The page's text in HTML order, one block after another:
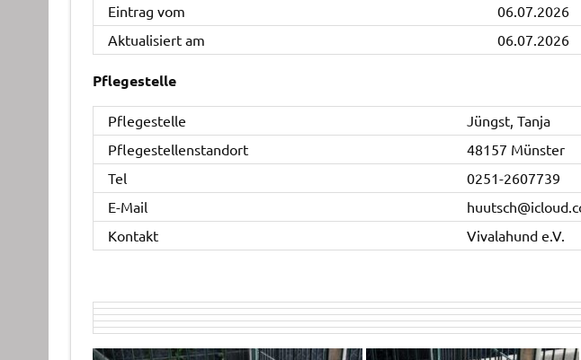
Eintrag vom
06.07.2026
Aktualisiert am
06.07.2026
Pflegestelle
Pflegestelle
Jüngst, Tanja
Pflegestellenstandort
48157 Münster
Tel
0251-2607739
E-Mail
Kontakt
Vivalahund e.V.